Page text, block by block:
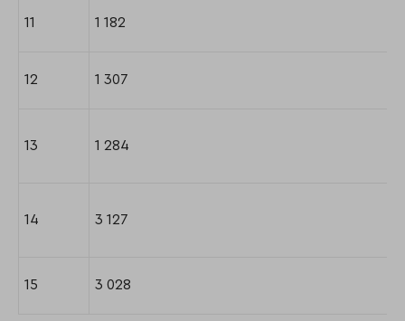
11 1 182
12 1 307
13 1 284
14 3 127
15 3 028